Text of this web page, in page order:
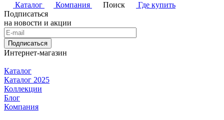
Каталог
Компания Поиск
Где купить
Подписаться
на новости и акции
Подписаться
Интернет-магазин
Каталог
Каталог 2025
Коллекции
Блог
Компания